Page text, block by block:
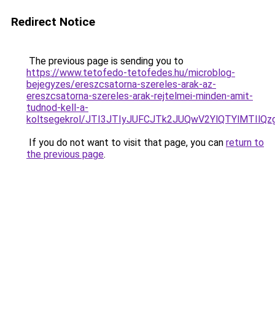
Redirect Notice
The previous page is sending you to
https://www.tetofedo-tetofedes.hu/microblog-
bejegyzes/ereszcsatorna-szereles-arak-az-
ereszcsatorna-szereles-arak-rejtelmei-minden-amit-
tudnod-kell-a-
koltsegekrol/
If you do not want to visit that page, you can return to
the previous page.